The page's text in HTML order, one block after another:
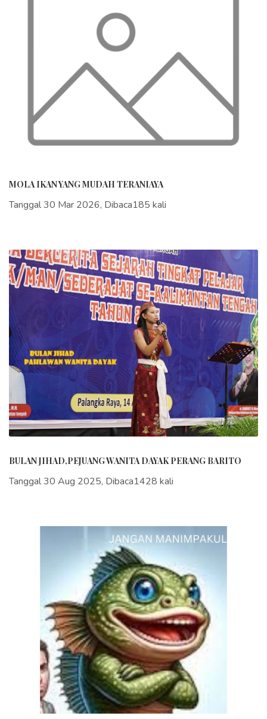
MOLA IKAN YANG MUDAH TERANIAYA
Tanggal 30 Mar 2026, Dibaca185 kali
BULAN JIHAD,PEJUANG WANITA DAYAK PERANG BARITO
Tanggal 30 Aug 2025, Dibaca1428 kali